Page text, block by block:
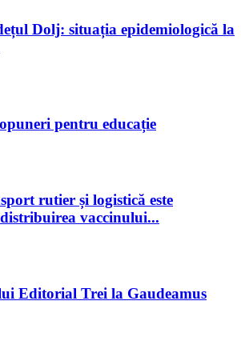
Dolj: situația epidemiologică la
pentru educație
rutier și logistică este
vaccinului...
Editorial Trei la Gaudeamus